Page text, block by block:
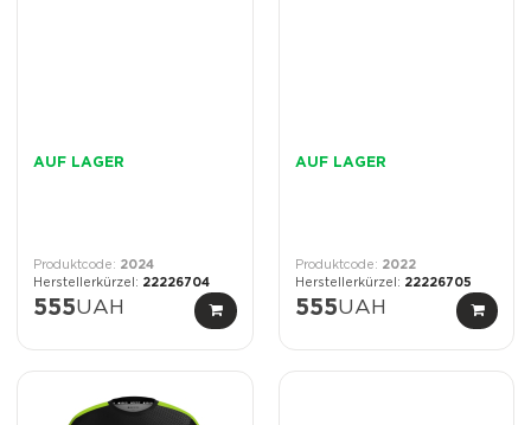
AUF LAGER
2024
22226704
555UAH
AUF LAGER
2022
22226705
555UAH